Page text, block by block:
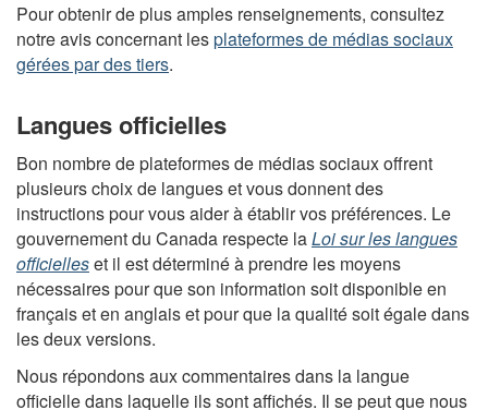
Pour obtenir de plus amples renseignements, consultez
notre avis concernant lesplateformes de médias sociaux
gérées par des tiers.
Langues officielles
Bon nombre de plateformes de médias sociaux offrent
plusieurs choix de langues et vous donnent des
instructions pour vous aider à établir vos préférences. Le
gouvernement du Canada respecte laLoi sur les langues
officielleset il est déterminé à prendre les moyens
nécessaires pour que son information soit disponible en
français et en anglais et pour que la qualité soit égale dans
les deux versions.
Nous répondons aux commentaires dans la langue
officielle dans laquelle ils sont affichés. Il se peut que nous